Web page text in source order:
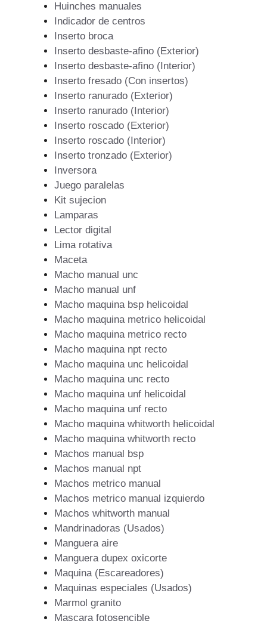
Huinches manuales
Indicador de centros
Inserto broca
Inserto desbaste-afino (Exterior)
Inserto desbaste-afino (Interior)
Inserto fresado (Con insertos)
Inserto ranurado (Exterior)
Inserto ranurado (Interior)
Inserto roscado (Exterior)
Inserto roscado (Interior)
Inserto tronzado (Exterior)
Inversora
Juego paralelas
Kit sujecion
Lamparas
Lector digital
Lima rotativa
Maceta
Macho manual unc
Macho manual unf
Macho maquina bsp helicoidal
Macho maquina metrico helicoidal
Macho maquina metrico recto
Macho maquina npt recto
Macho maquina unc helicoidal
Macho maquina unc recto
Macho maquina unf helicoidal
Macho maquina unf recto
Macho maquina whitworth helicoidal
Macho maquina whitworth recto
Machos manual bsp
Machos manual npt
Machos metrico manual
Machos metrico manual izquierdo
Machos whitworth manual
Mandrinadoras (Usados)
Manguera aire
Manguera dupex oxicorte
Maquina (Escareadores)
Maquinas especiales (Usados)
Marmol granito
Mascara fotosencible